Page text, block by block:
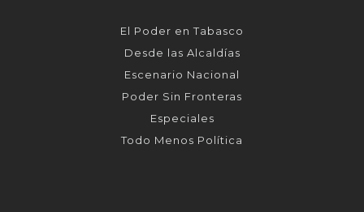
El Poder en Tabasco
Desde las Alcaldías
Escenario Nacional
Poder Sin Fronteras
Especiales
Todo Menos Política